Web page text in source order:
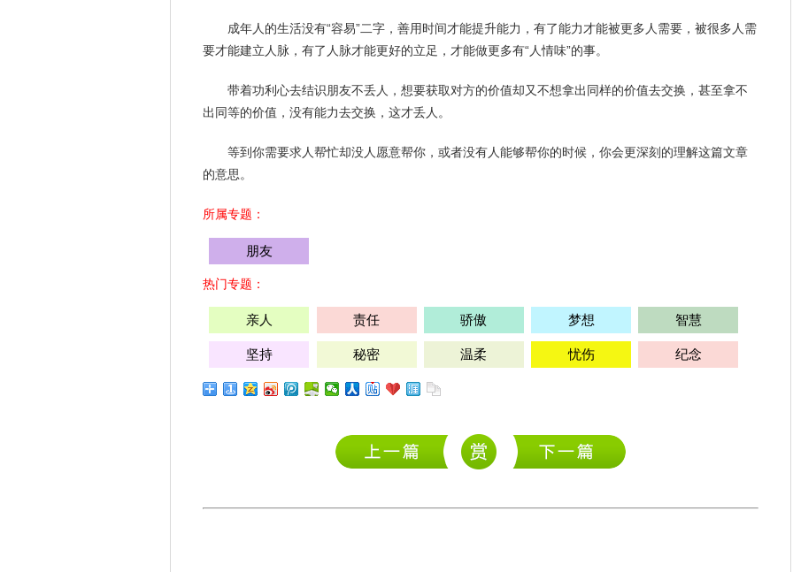
成年人的生活没有“容易”二字，善用时间才能提升能力，有了能力才能被更多人需要，被很多人需
要才能建立人脉，有了人脉才能更好的立足，才能做更多有“人情味”的事。
带着功利心去结识朋友不丢人，想要获取对方的价值却又不想拿出同样的价值去交换，甚至拿不
出同等的价值，没有能力去交换，这才丢人。
等到你需要求人帮忙却没人愿意帮你，或者没有人能够帮你的时候，你会更深刻的理解这篇文章
的意思。
所属专题：
朋友
热门专题：
亲人 责任 骄傲 梦想 智慧
坚持 秘密 温柔 忧伤 纪念